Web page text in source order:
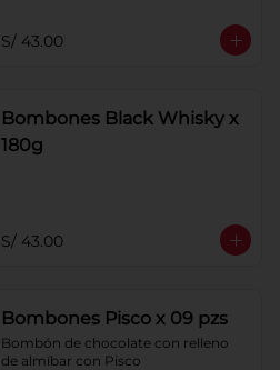
S/ 43.00
Bombones Black Whisky x
180g
S/ 43.00
Bombones Pisco x 09 pzs
Bombón de chocolate con relleno
de almíbar con Pisco